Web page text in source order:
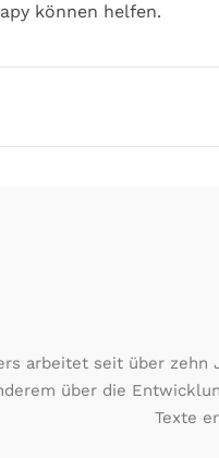
können helfen.
arbeitet seit über zehn
über die
Texte